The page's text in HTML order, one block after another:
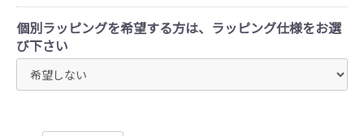
個別ラッピングを希望する方は、ラッピング仕様をお選
び下さい